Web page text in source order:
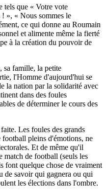
tels que « Votre vote
», « Nous sommes le
ce qui donne au Roumain
et alimente même la fierté
à la création du pouvoir de
sa famille, la petite
l'Homme d'aujourd'hui se
la nation par la solidarité avec
dans des foules
de déterminer le cours des
Les foules des grands
football pleins d'émotions, ne
Et de même qu'il
match de football (seuls les
font quelque chose de vraiment
de savoir qui gagnera ou qui
les élections dans l'ombre.